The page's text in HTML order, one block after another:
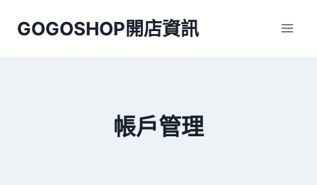
GOGOSHOP開店資訊
帳戶管理